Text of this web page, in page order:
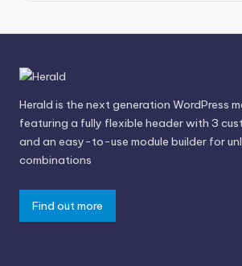
Herald is the next generation WordPress
featuring a fully flexible header with 3
and an easy-to-use module builder for
combinations
Find out more